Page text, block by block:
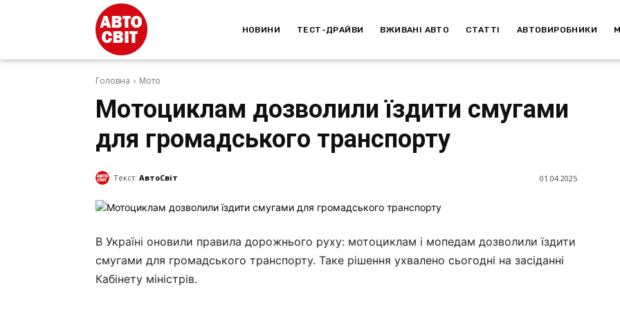
НОВИНИ ТЕСТ-ДРАЙВИ ВЖИВАНІ АВТО СТАТТІ АВТОВИРОБНИКИ
Головна Мото
Мотоциклам дозволили їздити смугами
для громадського транспорту
Текст: АвтоСвіт 01.04.2025
В Україні оновили правила дорожнього руху: мотоциклам і мопедам дозволили їздити
смугами для громадського транспорту. Таке рішення ухвалено сьогодні на засіданні
Кабінету міністрів.